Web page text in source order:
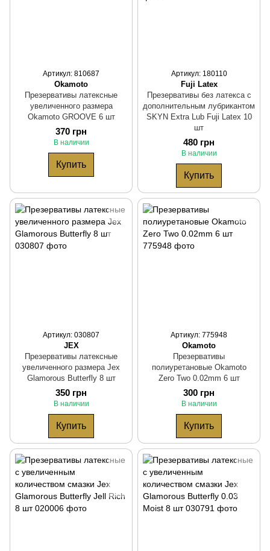
Артикул: 810687
Okamoto
Презервативы латексные
увеличенного размера
Okamoto GROOVE 6 шт
370 грн
В наличии
Купить
Артикул: 180110
Fuji Latex
Презервативы без латекса с
дополнительным лубрикантом
SKYN Extra Lub Fuji Latex 10
шт
480 грн
В наличии
Купить
Артикул: 030807
JEX
Презервативы латексные
увеличенного размера Jex
Glamorous Butterfly 8 шт
350 грн
В наличии
Купить
Артикул: 775948
Okamoto
Презервативы
полиуретановые Okamoto
Zero Two 0.02mm 6 шт
300 грн
В наличии
Купить